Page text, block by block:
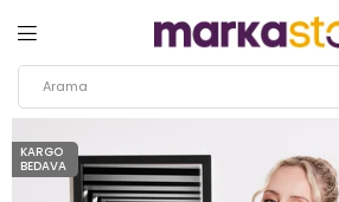
KARGO
BEDAVA